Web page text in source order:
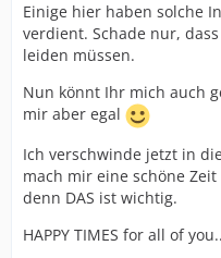
Einige hier haben solche
verdient. Schade nur,
leiden müssen.
Nun könnt Ihr mich auch
mir aber egal
Ich verschwinde jetzt in
mach mir eine schöne
denn DAS ist wichtig.
HAPPY TIMES for all of